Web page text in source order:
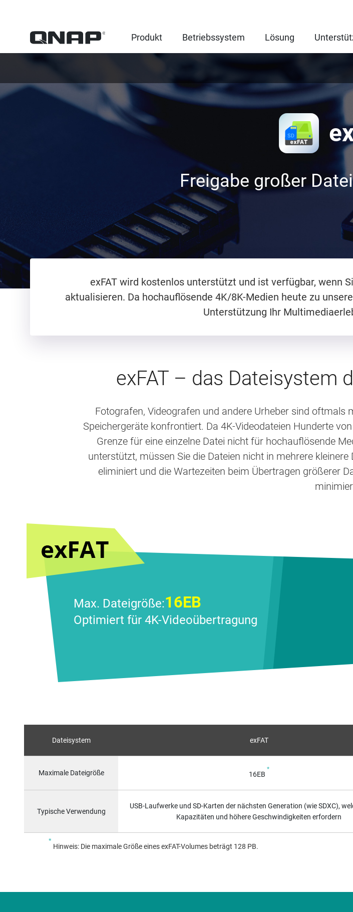
Produkt Betriebssystem Lösung
Freigabe großer
exFAT wird kostenlos unterstützt und ist verfügbar, wenn
aktualisieren. Da hochauflösende 4K/8K-Medien heute zu
Unterstützung Ihr
exFAT – das Dateisystem
Fotografen, Videografen und andere Urheber sind oftmals
Speichergeräte konfrontiert. Da 4K-Videodateien Hunderte
Grenze für eine einzelne Datei nicht für hochauflösende
unterstützt, müssen Sie die Dateien nicht in mehrere
eliminiert und die Wartezeiten beim Übertragen größerer
Max. Dateigröße:16EB
Optimiert für 4K-Videoübertragung
Dateisystem exFAT
Maximale Dateigröße 16EB
*
Typische Verwendung
USB-Laufwerke und SD-Karten der nächsten Generation (wie SDXC),
Kapazitäten und höhere Geschwindigkeiten erfordern
*
Hinweis: Die maximale Größe eines exFAT-Volumes beträgt 128 PB.